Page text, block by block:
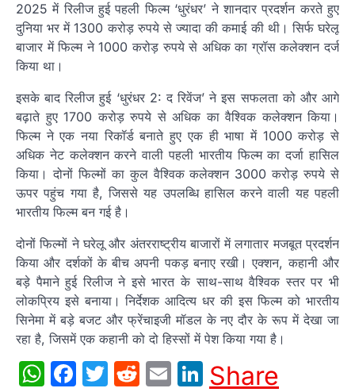
2025 में रिलीज हुई पहली फिल्म ‘धुरंधर’ ने शानदार प्रदर्शन करते हुए
दुनिया भर में 1300 करोड़ रुपये से ज्यादा की कमाई की थी। सिर्फ घरेलू
बाजार में फिल्म ने 1000 करोड़ रुपये से अधिक का ग्रॉस कलेक्शन दर्ज
किया था।
इसके बाद रिलीज हुई ‘धुरंधर 2: द रिवेंज’ ने इस सफलता को और आगे
बढ़ाते हुए 1700 करोड़ रुपये से अधिक का वैश्विक कलेक्शन किया।
फिल्म ने एक नया रिकॉर्ड बनाते हुए एक ही भाषा में 1000 करोड़ से
अधिक नेट कलेक्शन करने वाली पहली भारतीय फिल्म का दर्जा हासिल
किया। दोनों फिल्मों का कुल वैश्विक कलेक्शन 3000 करोड़ रुपये से
ऊपर पहुंच गया है, जिससे यह उपलब्धि हासिल करने वाली यह पहली
भारतीय फिल्म बन गई है।
दोनों फिल्मों ने घरेलू और अंतरराष्ट्रीय बाजारों में लगातार मजबूत प्रदर्शन
किया और दर्शकों के बीच अपनी पकड़ बनाए रखी। एक्शन, कहानी और
बड़े पैमाने हुई रिलीज ने इसे भारत के साथ-साथ वैश्विक स्तर पर भी
लोकप्रिय इसे बनाया। निर्देशक आदित्य धर की इस फिल्म को भारतीय
सिनेमा में बड़े बजट और फ्रेंचाइजी मॉडल के नए दौर के रूप में देखा जा
रहा है, जिसमें एक कहानी को दो हिस्सों में पेश किया गया है।
WhatsApp
Facebook
Twitter
Reddit
EmailLinkedIn
Share